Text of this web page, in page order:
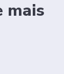
mais